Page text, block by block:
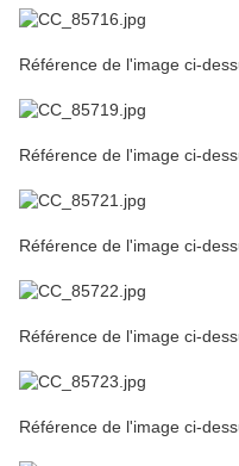
Référence de l'image ci-
Référence de l'image ci-
Référence de l'image ci-
Référence de l'image ci-
Référence de l'image ci-